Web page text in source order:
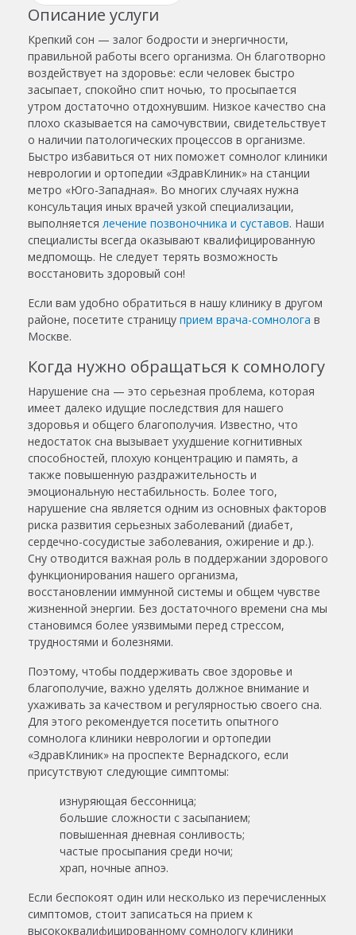
Описание услуги
Крепкий сон — залог бодрости и энергичности,
правильной работы всего организма. Он благотворно
воздействует на здоровье: если человек быстро
засыпает, спокойно спит ночью, то просыпается
утром достаточно отдохнувшим. Низкое качество сна
плохо сказывается на самочувствии, свидетельствует
о наличии патологических процессов в организме.
Быстро избавиться от них поможет сомнолог клиники
неврологии и ортопедии «ЗдравКлиник» на станции
метро «Юго-Западная». Во многих случаях нужна
консультация иных врачей узкой специализации,
выполняется лечение позвоночника и суставов. Наши
специалисты всегда оказывают квалифицированную
медпомощь. Не следует терять возможность
восстановить здоровый сон!
Если вам удобно обратиться в нашу клинику в другом
районе, посетите страницу прием врача-сомнолога в
Москве.
Когда нужно обращаться к сомнологу
Нарушение сна — это серьезная проблема, которая
имеет далеко идущие последствия для нашего
здоровья и общего благополучия. Известно, что
недостаток сна вызывает ухудшение когнитивных
способностей, плохую концентрацию и память, а
также повышенную раздражительность и
эмоциональную нестабильность. Более того,
нарушение сна является одним из основных факторов
риска развития серьезных заболеваний (диабет,
сердечно-сосудистые заболевания, ожирение и др.).
Сну отводится важная роль в поддержании здорового
функционирования нашего организма,
восстановлении иммунной системы и общем чувстве
жизненной энергии. Без достаточного времени сна мы
становимся более уязвимыми перед стрессом,
трудностями и болезнями.
Поэтому, чтобы поддерживать свое здоровье и
благополучие, важно уделять должное внимание и
ухаживать за качеством и регулярностью своего сна.
Для этого рекомендуется посетить опытного
сомнолога клиники неврологии и ортопедии
«ЗдравКлиник» на проспекте Вернадского, если
присутствуют следующие симптомы:
изнуряющая бессонница;
большие сложности с засыпанием;
повышенная дневная сонливость;
частые просыпания среди ночи;
храп, ночные апноэ.
Если беспокоят один или несколько из перечисленных
симптомов, стоит записаться на прием к
высококвалифицированному сомнологу клиники